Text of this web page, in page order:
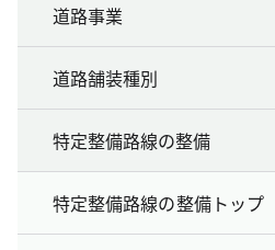
道路事業
道路舗装種別
特定整備路線の整備
特定整備路線の整備トップ